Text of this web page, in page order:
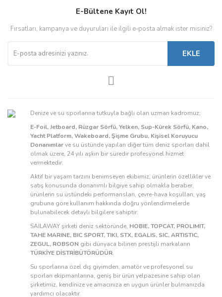
E-Bültene Kayıt Ol!
Fırsatları, kampanya ve duyuruları ile ilgili e-posta almak ister misiniz?
EKLE
Denize ve su sporlarına tutkuyla bağlı olan uzman kadromuz;
E-Foil, Jetboard, Rüzgar Sörfü, Yelken, Sup-Kürek Sörfü, Kano,
Yacht Platform, Wakeboard, Şişme Grubu, Kişisel Koruyucu
Donanımlarve su üstünde yapılan diğer tüm deniz sporları dahil
olmak üzere, 24 yılı aşkın bir süredir profesyonel hizmet
vermektedir.
Aktif bir yaşam tarzını benimseyen ekibimiz, ürünlerin özellikler ve
satış konusunda donanımlı bilgiye sahip olmakla beraber,
ürünlerin su üstündeki performansları, çevre-hava koşulları, yaş
grubuna göre kullanım hakkında doğru yönlendirmelerde
bulunabilecek detaylı bilgilere sahiptir.
SAILAWAY şirketi deniz sektöründe, HOBIE, TOPCAT, PROLIMIT,
TAHE MARINE, BIC SPORT, TIKI, STX, EGALIS, SIC, ARTISTIC,
ZEGUL, ROBSON gibi dünyaca bilinen prestijli markaların
TÜRKİYE DİSTRİBÜTÖRÜDÜR.
Su sporlarına özel dış giyimden, amatör ve profesyonel su
sporları ekipmanlarına, geniş bir ürün yelpazesine sahip olan
şirketimiz, kendinize ve amacınıza en uygun ürünler bulmanızda
yardımcı olacaktır.